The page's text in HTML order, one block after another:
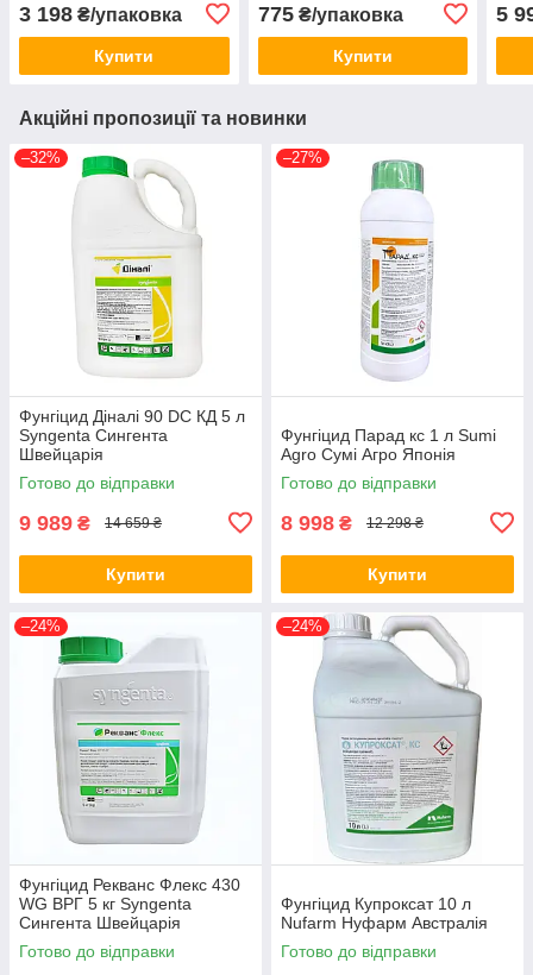
3 198 ₴/упаковка
Купити
775₴/упаковка
Купити
5
Акційні пропозиції та новинки
–32%
Фунгіцид Діналі 90 DC КД 5 л
Syngenta Сингента
Швейцарія
Готово до відправки
9 989 ₴ 14 659 ₴
Купити
–27%
Фунгіцид Парад кс 1 л Sumi
Agro Сумі Агро Японія
Готово до відправки
8 998 ₴ 12 298 ₴
Купити
–24%
Фунгіцид Рекванс Флекс 430
WG ВРГ 5 кг Syngenta
Сингента Швейцарія
Готово до відправки
–24%
Фунгіцид Купроксат 10 л
Nufarm Нуфарм Австралія
Готово до відправки